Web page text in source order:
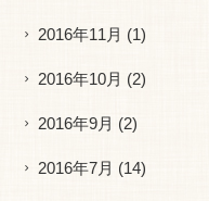
2016年11月 (1)
2016年10月 (2)
2016年9月 (2)
2016年7月 (14)